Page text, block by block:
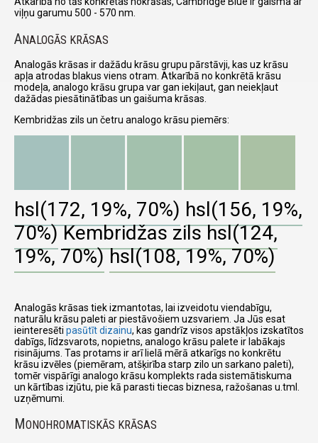
viļņu garumu 500 - 570 nm.
ANALOGĀS KRĀSAS
Analogās krāsas ir dažādu krāsu grupu pārstāvji, kas uz krāsu
apļa atrodas blakus viens otram. Atkarībā no konkrētā krāsu
modeļa, analogo krāsu grupa var gan iekiļaut, gan neiekļaut
dažādas piesātinātības un gaišuma krāsas.
Kembridžas zils un četru analogo krāsu piemērs:
hsl(172, 19%, 70%) hsl(156, 19%,
70%) Kembridžas zils hsl(124,
19%, 70%) hsl(108, 19%, 70%)
Analogās krāsas tiek izmantotas, lai izveidotu viendabīgu,
naturālu krāsu paleti ar piestāvošiem uzsvariem. Ja Jūs esat
ieinteresēti pasūtīt dizainu, kas gandrīz visos apstākļos izskatītos
dabīgs, līdzsvarots, nopietns, analogo krāsu palete ir labākajs
risinājums. Tas protams ir arī lielā mērā atkarīgs no konkrētu
krāsu izvēles (piemēram, atšķirība starp zilo un sarkano paleti),
tomēr vispārīgi analogo krāsu komplekts rada sistemātiskuma
un kārtības izjūtu, pie kā parasti tiecas biznesa, ražošanas u.tml.
uzņēmumi.
MONOHROMATISKĀS KRĀSAS